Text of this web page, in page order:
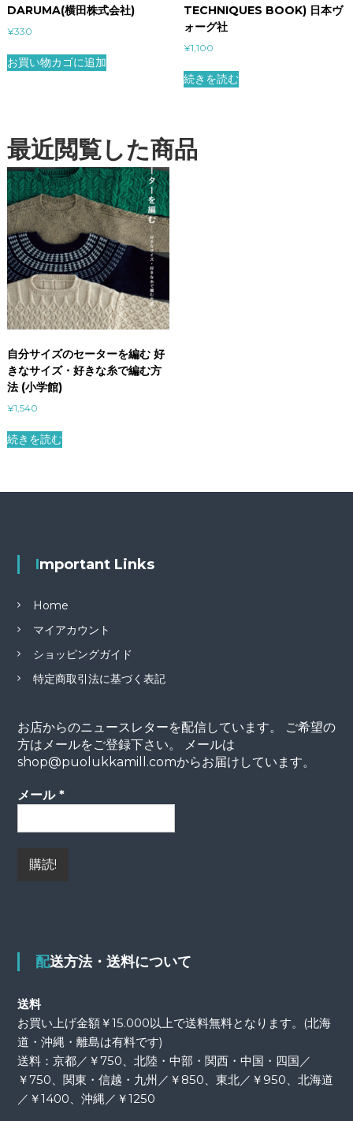
DARUMA(横田株式会社)
¥330
お買い物カゴに追加
TECHNIQUES BOOK) 日本ヴ
ォーグ社
¥1,100
続きを読む
最近閲覧した商品
自分サイズのセーターを編む 好
きなサイズ・好きな糸で編む方
法 (小学館)
¥1,540
続きを読む
Important Links
Home
マイアカウント
ショッピングガイド
特定商取引法に基づく表記
お店からのニュースレターを配信しています。 ご希望の
方はメールをご登録下さい。 メールは
shop@puolukkamill.comからお届けしています。
メール *
配送方法・送料について
送料
お買い上げ金額￥15.000以上で送料無料となります。(北海
道・沖縄・離島は有料です)
送料：京都／￥750、北陸・中部・関西・中国・四国／
￥750、関東・信越・九州／￥850、東北／￥950、北海道
／￥1400、沖縄／￥1250